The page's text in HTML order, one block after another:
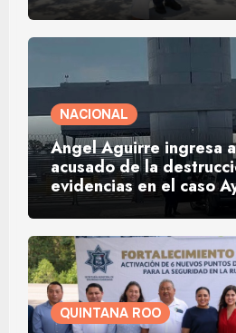
NACIONAL
Ángel Aguirre ingresa
acusado de la
evidencias en el caso
QUINTANA ROO